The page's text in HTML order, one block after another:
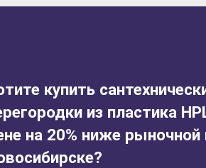
купить
из пластика
на 20% ниже рыночной